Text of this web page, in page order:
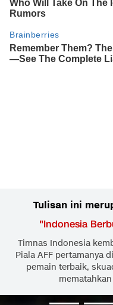
Tulisan ini
"Indonesia
Timnas Indonesia
Piala AFF pertamanya
pemain terbaik,